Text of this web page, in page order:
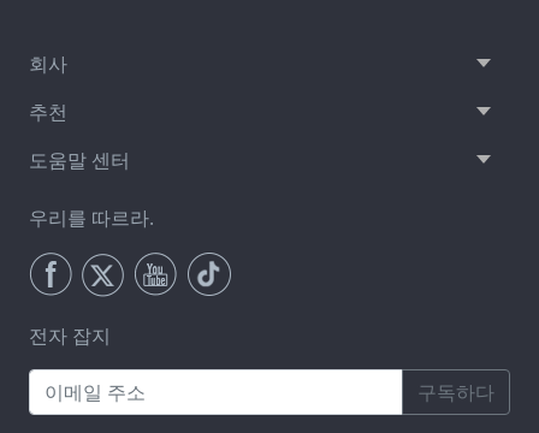
회사
추천
도움말 센터
우리를 따르라.
전자 잡지
구독하다